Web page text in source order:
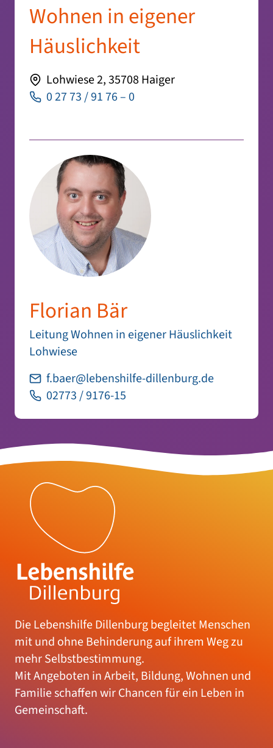
Wohnen in eigener
Häuslichkeit
Lohwiese 2, 35708 Haiger
0 27 73 / 91 76 – 0
Florian Bär
Leitung Wohnen in eigener Häuslichkeit
Lohwiese
f.baer@lebenshilfe-dillenburg.de
02773 / 9176-15
Die Lebenshilfe Dillenburg begleitet Menschen
mit und ohne Behinderung auf ihrem Weg zu
mehr Selbstbestimmung.
Mit Angeboten in Arbeit, Bildung, Wohnen und
Familie schaffen wir Chancen für ein Leben in
Gemeinschaft.